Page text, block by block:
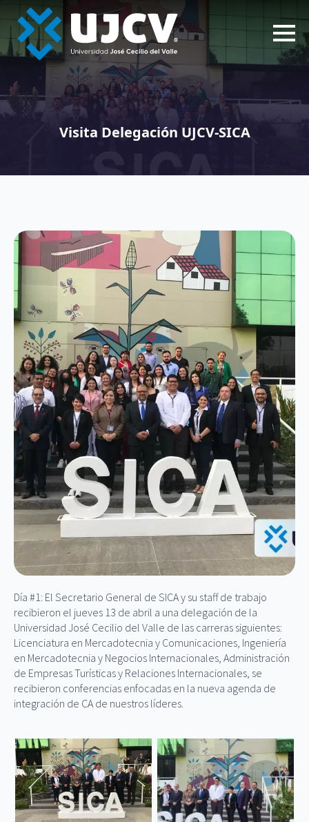
Visita Delegación UJCV-SICA
Día #1: El Secretario General de SICA y su staff de trabajo
recibieron el jueves 13 de abril a una delegación de la
Universidad José Cecilio del Valle de las carreras siguientes:
Licenciatura en Mercadotecnia y Comunicaciones, Ingeniería
en Mercadotecnia y Negocios Internacionales, Administración
de Empresas Turísticas y Relaciones Internacionales, se
recibieron conferencias enfocadas en la nueva agenda de
integración de CA de nuestros líderes.